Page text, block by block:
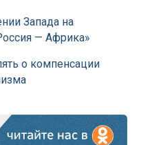
Запада на
— Африка»
о компенсации